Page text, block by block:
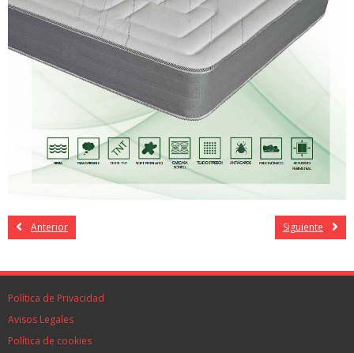
Anterior Siguiente
Política de Privacidad
Avisos Legales
Política de cookies